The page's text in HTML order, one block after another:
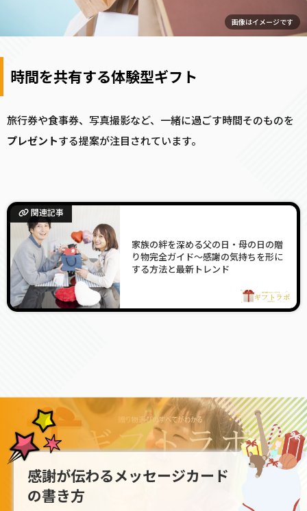
画像はイメージです
時間を共有する体験型ギフト
旅行券や食事券、写真撮影など、一緒に過ごす時間そのものを
プレゼントする提案が注目されています。
関連記事
家族の絆を深める父の日・母の日の贈
り物完全ガイド〜感謝の気持ちを形に
する方法と最新トレンド
感謝が伝わるメッセージカード
の書き方